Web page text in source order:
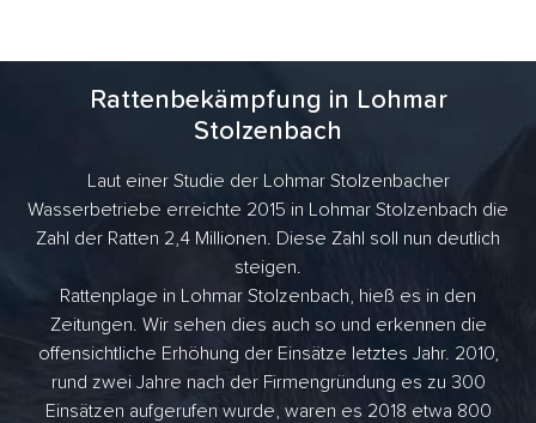
Rattenbekämpfung in Lohmar
Stolzenbach
Laut einer Studie der Lohmar Stolzenbacher
Wasserbetriebe erreichte 2015 in Lohmar Stolzenbach die
Zahl der Ratten 2,4 Millionen. Diese Zahl soll nun deutlich
steigen.
Rattenplage in Lohmar Stolzenbach, hieß es in den
Zeitungen. Wir sehen dies auch so und erkennen die
offensichtliche Erhöhung der Einsätze letztes Jahr. 2010,
rund zwei Jahre nach der Firmengründung es zu 300
Einsätzen aufgerufen wurde, waren es 2018 etwa 800